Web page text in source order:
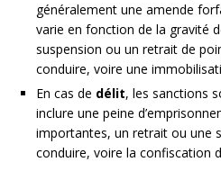
généralement une amende
varie en fonction de la gravité
suspension ou un retrait de
conduire, voire une
En cas de délit, les sanctions
inclure une peine
importantes, un retrait ou une
conduire, voire la confiscation